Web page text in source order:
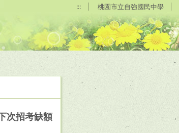
::: 桃園市立自強國民中學
次招考缺額